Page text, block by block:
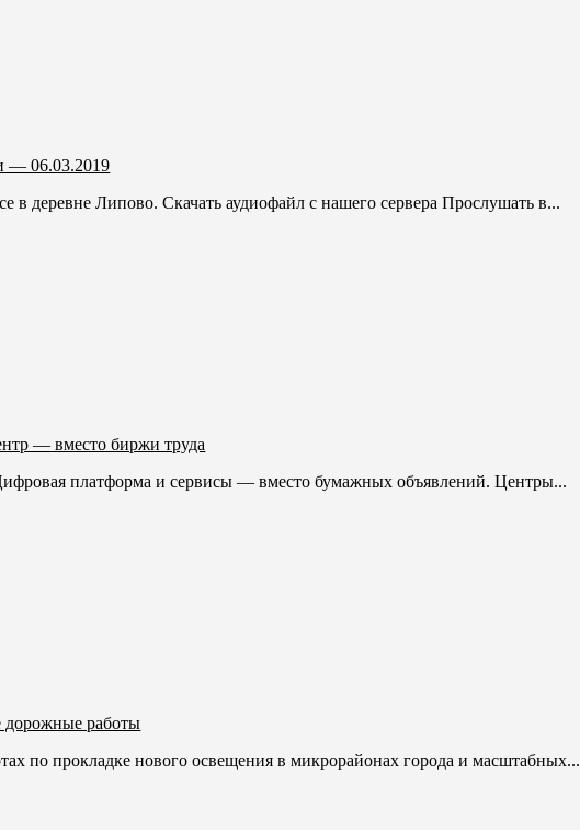
— 06.03.2019
деревне Липово. Скачать аудиофайл с нашего сервера Прослушать в...
— вместо биржи труда
платформа и сервисы — вместо бумажных объявлений. Центры...
работы
по прокладке нового освещения в микрорайонах города и масштабных...